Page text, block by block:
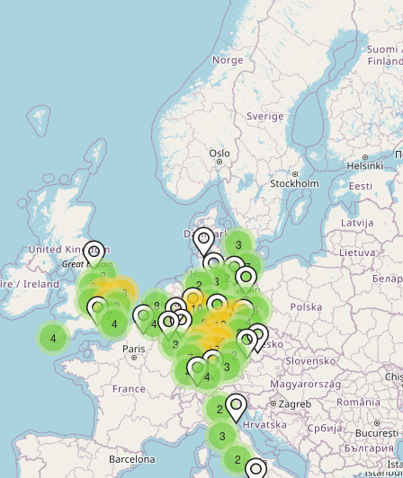
2
4
2
3
3
7
4
7
123
18
2
310
2
4
4
2
2
10
3
2
2
4
6
7
4
8
3
2
10
4
727 2
3
56
17
12
8 12
26